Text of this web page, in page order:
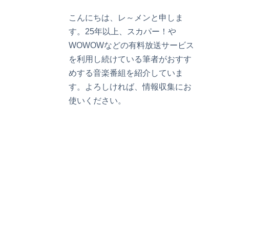
こんにちは、レ～メンと申しま
す。25年以上、スカパー！や
WOWOWなどの有料放送サービス
を利用し続けている筆者がおすす
めする音楽番組を紹介していま
す。よろしければ、情報収集にお
使いください。